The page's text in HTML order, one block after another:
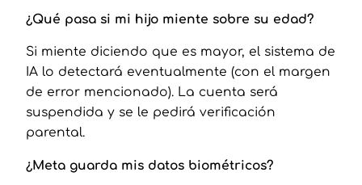
¿Qué pasa si mi hijo miente sobre su edad?
Si miente diciendo que es mayor, el sistema de
IA lo detectará eventualmente (con el margen
de error mencionado). La cuenta será
suspendida y se le pedirá verificación
parental.
¿Meta guarda mis datos biométricos?